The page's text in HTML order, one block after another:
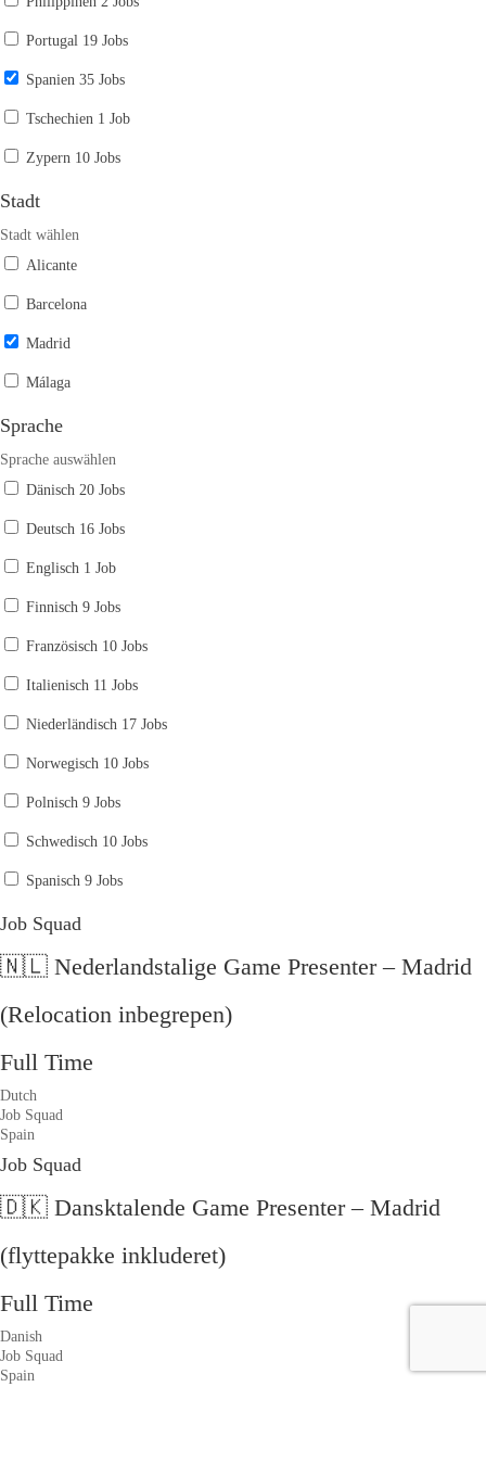
Portugal 19 Jobs
Spanien 35 Jobs
Tschechien 1 Job
Zypern 10 Jobs
Stadt
Stadt wählen
Alicante
Barcelona
Madrid
Málaga
Sprache
Sprache auswählen
Dänisch 20 Jobs
Deutsch 16 Jobs
Englisch 1 Job
Finnisch 9 Jobs
Französisch 10 Jobs
Italienisch 11 Jobs
Niederländisch 17 Jobs
Norwegisch 10 Jobs
Polnisch 9 Jobs
Schwedisch 10 Jobs
Spanisch 9 Jobs
Job Squad
🇳🇱 Nederlandstalige Game Presenter – Madrid
(Relocation inbegrepen)
Full Time
Dutch
Job Squad
Spain
Job Squad
🇩🇰 Dansktalende Game Presenter – Madrid
(flyttepakke inkluderet)
Full Time
Danish
Job Squad
Spain